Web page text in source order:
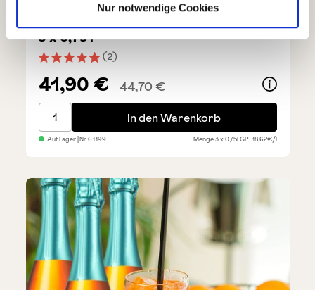
Nur notwendige Cookies
Durchschnittliche Bewertung von 4.9 von 5 Sternen
(2)
Primitivo di Manduria DOP - Sparset
3 x 0,75 l
41,90 € 44,70 €
Primitivo di Manduria DOP - Sparset 3 x 0,75 l
In den Warenkorb
Auf Lager| Nr.61199 Menge3 x 0,75lGP: 18,62€/l